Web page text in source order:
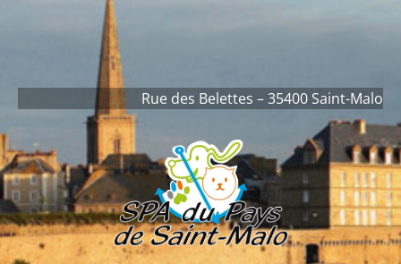
Rue des Belettes – 35400 Saint-Malo